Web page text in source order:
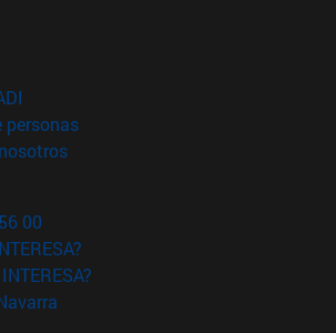
en nueva ventana)
personas(abre en nueva ventana)
(abre en nueva ventana)
00